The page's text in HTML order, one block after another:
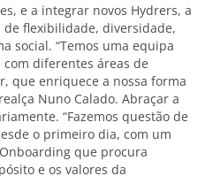
e a integrar novos Hydrers, a
flexibilidade, diversidade,
social. “Temos uma equipa
diferentes áreas de
que enriquece a nossa forma
Nuno Calado. Abraçar a
“Fazemos questão de
o primeiro dia, com um
que procura
e os valores da